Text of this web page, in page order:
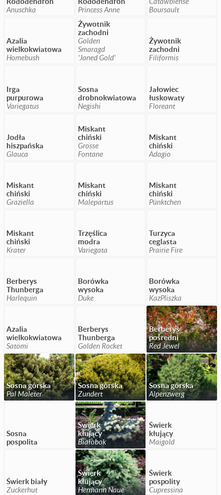
Anuschka
Princess Anne
Boursault
Azalia
wielkokwiatowa
Homebush
Żywotnik
zachodni
Golden
Smaragd
'Janed Gold'
Żywotnik
zachodni
Filiformis
Irga
purpurowa
Variegatus
Sosna
drobnokwiatowa
Negishi
Jałowiec
łuskowaty
Floreant
Jodła
hiszpańska
Glauca
Miskant
chiński
Grosse
Fontane
Miskant
chiński
Adagio
Miskant
chiński
Graziella
Miskant
chiński
Malepartus
Miskant
chiński
Pünktchen
Miskant
chiński
Krater
Trzęślica
modra
Variegata
Turzyca
ceglasta
Prairie Fire
Berberys
Thunberga
Harlequin
Borówka
wysoka
Duke
Borówka
wysoka
KazPliszka
Azalia
wielkokwiatowa
Satomi
Berberys
Thunberga
Golden Rocket
Berberys
pośredni
Red Jewel
Sosna górska
Pal Maleter
Sosna górska
Zundert
Sosna górska
Alpenzwerg
Sosna
pospolita
Świerk
kłujący
Białobok
Świerk
kłujący
Maigold
Świerk biały
Zuckerhut
Świerk
kłujący
Hermann Naue
Świerk
pospolity
Cupressina